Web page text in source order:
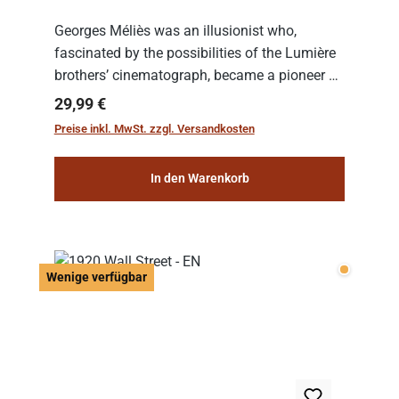
Georges Méliès was an illusionist who,
fascinated by the possibilities of the Lumière
brothers’ cinematograph, became a pioneer of
cinema. In 1902, he filmed his most famous
work: “Le Voyage dans la Lune” (“A Trip to...
Regulärer Preis:
29,99 €
Preise inkl. MwSt. zzgl. Versandkosten
In den Warenkorb
Wenige verfügbar Wenige